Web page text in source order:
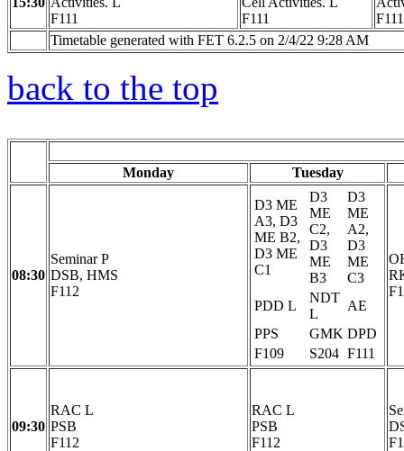
F111
F111
F111
Timetable generated with FET 6.2.5 on 2/4/22 9:28 AM
back to the top
Monday Tuesday
08:30
Seminar P
DSB, HMS
F112
D3 ME
A3, D3
ME B2,
D3 ME
C1
D3
ME
C2,
D3
ME
B3
D3
ME
A2,
D3
ME
C3
PDD L
NDT
L
AE
PPS
GMK DPD
F109
S204 F111
09:30
RAC L
PSB
F112
RAC L
PSB
F112